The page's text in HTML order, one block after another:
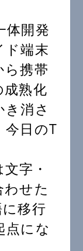
体開発
ド端末
ら携帯
熟化
消さ
今日のT
字・
せた
移行
点にな